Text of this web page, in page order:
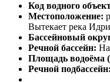
Код водного
Местоположение:
Вытекает река
Бассейновый
Речной бассейн:
Площадь водоёма
Речной подбассейн: